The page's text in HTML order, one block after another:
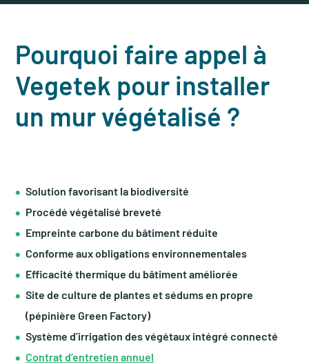
Pourquoi faire appel à
Vegetek pour installer
un mur végétalisé ?
Solution favorisant la biodiversité
Procédé végétalisé breveté
Empreinte carbone du bâtiment réduite
Conforme aux obligations environnementales
Efficacité thermique du bâtiment améliorée
Site de culture de plantes et sédums en propre
(pépinière Green Factory)
Système d’irrigation des végétaux intégré connecté
Contrat d’entretien annuel